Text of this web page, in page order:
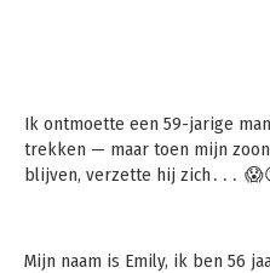
Ik ontmoette een 59-jarige
trekken — maar toen mijn
blijven, verzette hij zich․․․
Mijn naam is Emily, ik ben 56